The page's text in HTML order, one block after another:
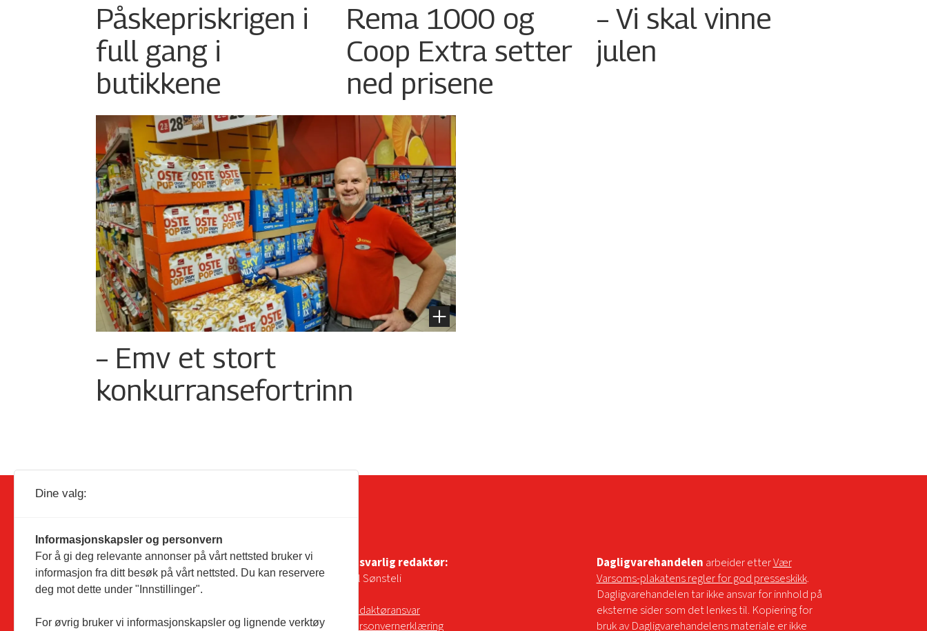
Påskepriskrigen i
full gang i
butikkene
Rema 1000 og
Coop Extra setter
ned prisene
– Vi skal vinne
julen
– Emv et stort
konkurransefortrinn
Utgiver:Dagligvarehandelen AS
Solørvegen 1035
2260 Kirkenær
Ansvarlig redaktør:
Pål Sønsteli
Redaktøransvar
Personvernerklæring
Dagligvarehandelen arbeider etterVær
Varsoms-plakatens regler for god presseskikk.
Dagligvarehandelen tar ikke ansvar for innhold på
eksterne sider som det lenkes til. Kopiering for
bruk av Dagligvarehandelens materiale er ikke
Dine valg:
Informasjonskapsler og personvern
For å gi deg relevante annonser på vårt nettsted bruker vi
informasjon fra ditt besøk på vårt nettsted. Du kan reservere
deg mot dette under "Innstillinger".
For øvrig bruker vi informasjonskapsler og lignende verktøy